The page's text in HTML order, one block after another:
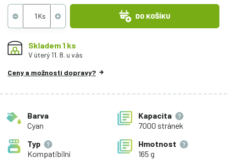
DO KOŠÍKU
Skladem 1 ks
V úterý 11. 8. u vás
Ceny a možnosti dopravy?
Barva
Cyan
Kapacita
7000 stránek
Typ
Kompatibilní
Hmotnost
165 g